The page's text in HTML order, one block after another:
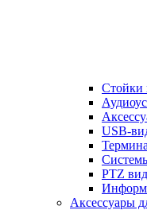
Стойки
USB-
PTZ
Аксессуары